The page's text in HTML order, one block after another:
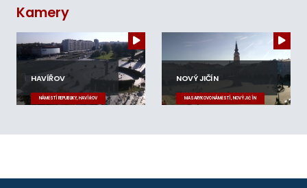
Kamery
HAVÍŘOV
NÁMĚSTÍ REPUBLIKY, HAVÍŘOV
NOVÝ JIČÍN
MASARYKOVO NÁMĚSTÍ, NOVÝ JIČÍN